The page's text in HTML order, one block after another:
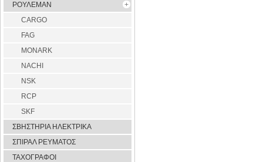
ΡΟΥΛΕΜΑΝ
CARGO
FAG
MONARK
NACHI
NSK
RCP
SKF
ΣΒΗΣΤΗΡΙΑ ΗΛΕΚΤΡΙΚΑ
ΣΠΙΡΑΛ ΡΕΥΜΑΤΟΣ
ΤΑΧΟΓΡΑΦΟΙ